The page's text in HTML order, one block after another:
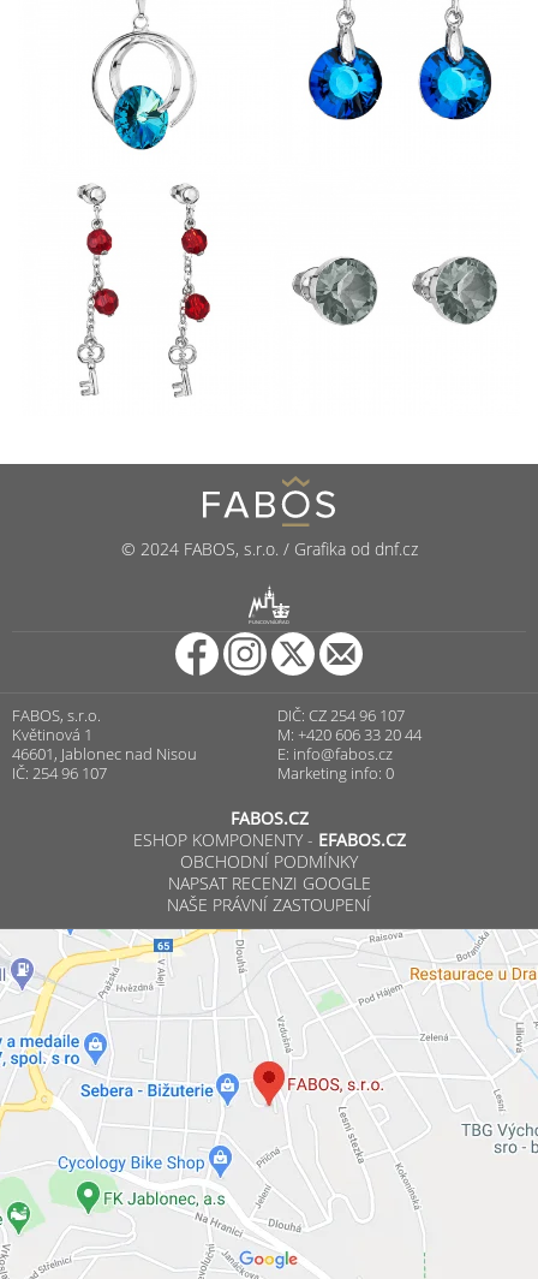
© 2024 FABOS, s.r.o. / Grafika od dnf.cz
PUNCOVNÍ ÚŘAD
FABOS, s.r.o.
Květinová 1
46601, Jablonec nad Nisou
IČ: 254 96 107
DIČ: CZ 254 96 107
M: +420 606 33 20 44
E: info@fabos.cz
Marketing info: 0
FABOS.CZ
ESHOP KOMPONENTY - EFABOS.CZ
OBCHODNÍ PODMÍNKY
NAPSAT RECENZI GOOGLE
NAŠE PRÁVNÍ ZASTOUPENÍ